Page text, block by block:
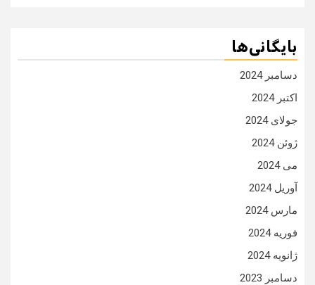
بایگانی‌ها
دسامبر 2024
اکتبر 2024
جولای 2024
ژوئن 2024
می 2024
آوریل 2024
مارس 2024
فوریه 2024
ژانویه 2024
دسامبر 2023